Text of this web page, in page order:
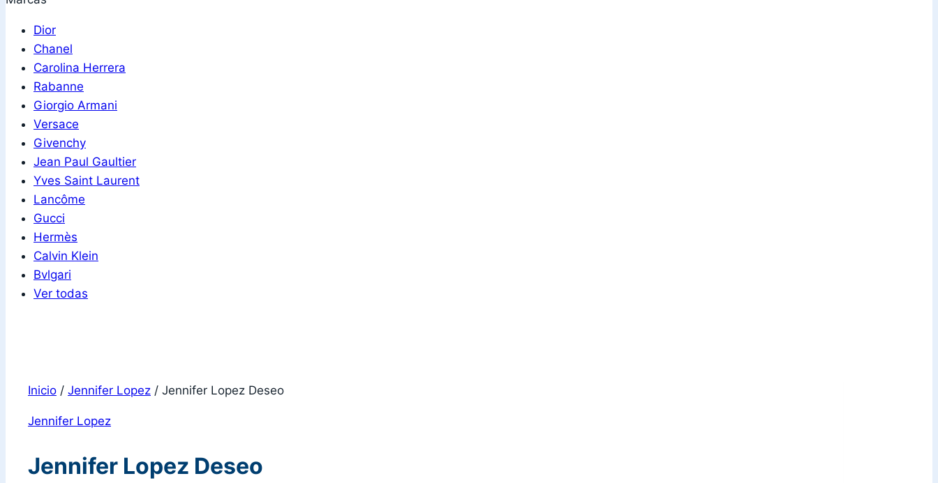
Dior
Chanel
Carolina Herrera
Rabanne
Giorgio Armani
Versace
Givenchy
Jean Paul Gaultier
Yves Saint Laurent
Lancôme
Gucci
Hermès
Calvin Klein
Bvlgari
Ver todas
Inicio / Jennifer Lopez / Jennifer Lopez Deseo
Jennifer Lopez
Jennifer Lopez Deseo